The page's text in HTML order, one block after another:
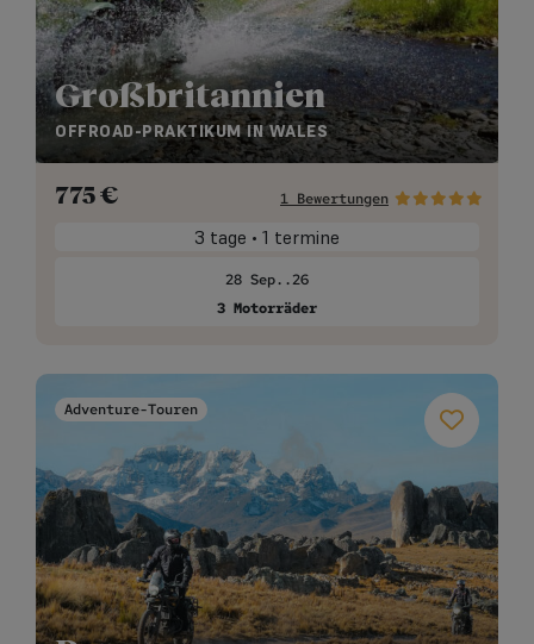
Großbritannien
OFFROAD-PRAKTIKUM IN WALES
775€ 1 Bewertungen
3 tage • 1 termine
28 Sep..26
3 Motorräder
Adventure-Touren